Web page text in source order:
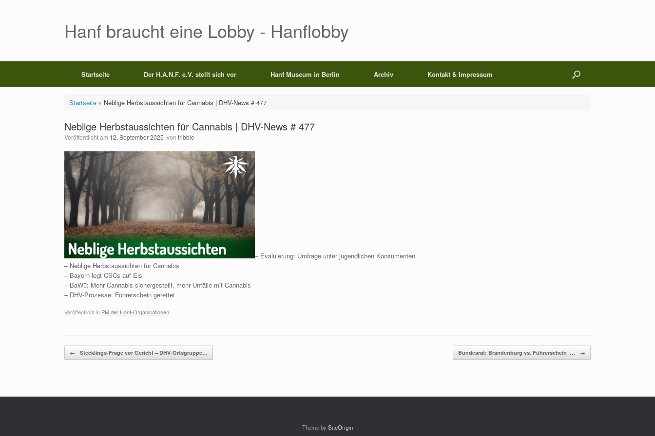
Hanf braucht eine Lobby - Hanflobby
Startseite Der H.A.N.F. e.V. stellt sich vor Hanf Museum in Berlin Archiv Kontakt & Impressum
Startseite» Neblige Herbstaussichten für Cannabis | DHV-News # 477
Neblige Herbstaussichten für Cannabis | DHV-News # 477
Veröffentlicht am 12. September 2025 von tribble
– Evaluierung: Umfrage unter jugendlichen Konsumenten
– Neblige Herbstaussichten für Cannabis
– Bayern legt CSCs auf Eis
– BaWü: Mehr Cannabis sichergestellt, mehr Unfälle mit Cannabis
– DHV-Prozesse: Führerschein gerettet
Veröffentlicht in PM der Hanf-Organisationen
Beitragsnavigation
← Stecklings-Frage vor Gericht – DHV-Ortsgruppe… Bundesrat: Brandenburg vs. Führerschein |… →
Theme bySiteOrigin